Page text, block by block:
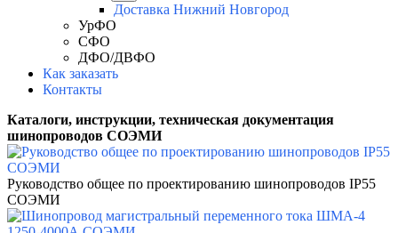
Доставка Нижний Новгород
УрФО
СФО
ДФО/ДВФО
Как заказать
Контакты
Каталоги, инструкции, техническая документация
шинопроводов СОЭМИ
Руководство общее по проектированию шинопроводов IP55
СОЭМИ